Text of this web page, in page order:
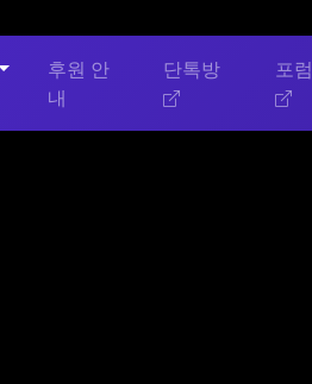
후원 안
내
단톡방 포럼